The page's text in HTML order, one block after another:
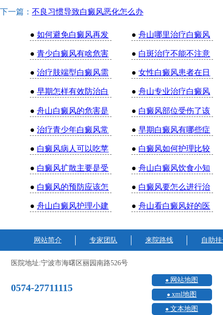
下一篇： 不良习惯导致白癜风恶化怎么办
●如何避免白癜风再发 ●舟山哪里治疗白癜风
●青少白癜风有啥危害 ● 白斑治疗不能不注意
●治疗肢端型白癜风需 ●女性白癜风患者在日
●早期怎样有效防治白 ●舟山专业治疗白癜风
●舟山白癜风的危害是 ● 白癜风部位受伤了该
●治疗青少年白癜风常 ●早期白癜风有哪些症
● 白癜风病人可以吃苹 ● 白癜风如何护理比较
● 白癜风扩散主要是受 ●舟山白癜风饮食小知
● 白癜风的预防应该怎 ● 白癜风要怎么进行治
●舟山白癜风护理小建 ●舟山看白癜风好的医
网站简介 专家团队 来院路线 自助
医院地址:宁波市海曙区丽园南路526号
0574-27711115
网站地图
xml地图
文本地图